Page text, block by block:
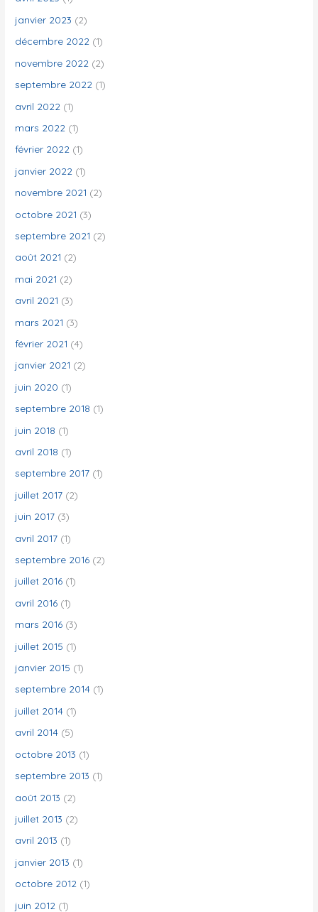
janvier 2023 (2)
décembre 2022 (1)
novembre 2022 (2)
septembre 2022 (1)
avril 2022 (1)
mars 2022 (1)
février 2022 (1)
janvier 2022 (1)
novembre 2021 (2)
octobre 2021 (3)
septembre 2021 (2)
août 2021 (2)
mai 2021 (2)
avril 2021 (3)
mars 2021 (3)
février 2021 (4)
janvier 2021 (2)
juin 2020 (1)
septembre 2018 (1)
juin 2018 (1)
avril 2018 (1)
septembre 2017 (1)
juillet 2017 (2)
juin 2017 (3)
avril 2017 (1)
septembre 2016 (2)
juillet 2016 (1)
avril 2016 (1)
mars 2016 (3)
juillet 2015 (1)
janvier 2015 (1)
septembre 2014 (1)
juillet 2014 (1)
avril 2014 (5)
octobre 2013 (1)
septembre 2013 (1)
août 2013 (2)
juillet 2013 (2)
avril 2013 (1)
janvier 2013 (1)
octobre 2012 (1)
juin 2012 (1)